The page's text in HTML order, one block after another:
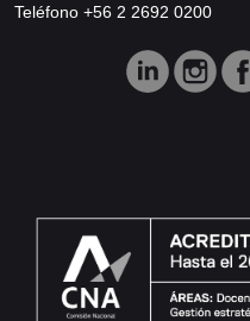
Teléfono +56 2 2692 0200